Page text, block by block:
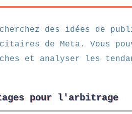
cherchez des idées de
de Meta. Vous
et analyser les
pour l'arbitrage